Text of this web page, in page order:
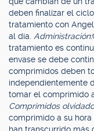
deben finalizar el
tratamiento con
al día. Administración:
tratamiento es
envase se debe
comprimidos deben
independientemente
tomar el comprimido
Comprimidos
comprimido a su